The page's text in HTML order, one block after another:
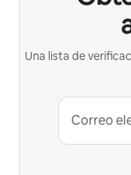
Una lista de
Correo